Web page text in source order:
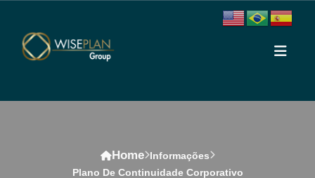
Home Informações
Plano De Continuidade Corporativo